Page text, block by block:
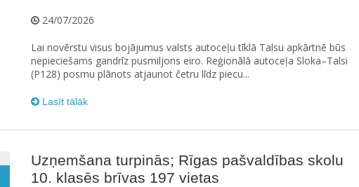
24/07/2026
Lai novērstu visus bojājumus valsts autoceļu tīklā Talsu apkārtnē būs
nepieciešams gandrīz pusmiljons eiro. Reģionālā autoceļa Sloka–Talsi
(P128) posmu plānots atjaunot četru līdz piecu...
Lasīt tālāk
Uzņemšana turpinās; Rīgas pašvaldības skolu
10. klasēs brīvas 197 vietas